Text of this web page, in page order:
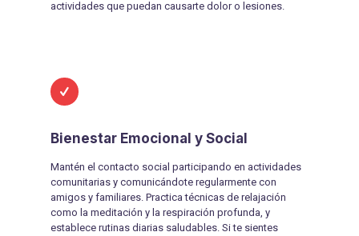
actividades que puedan causarte dolor o lesiones.
Bienestar Emocional y Social
Mantén el contacto social participando en actividades
comunitarias y comunicándote regularmente con
amigos y familiares. Practica técnicas de relajación
como la meditación y la respiración profunda, y
establece rutinas diarias saludables. Si te sientes